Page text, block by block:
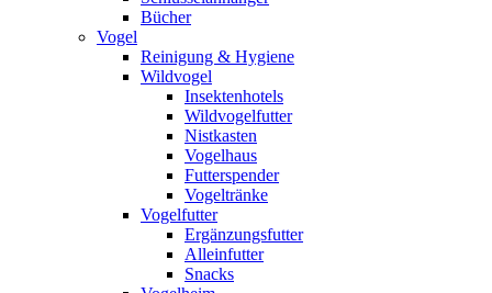
Bücher
Vogel
Reinigung & Hygiene
Wildvogel
Insektenhotels
Wildvogelfutter
Nistkasten
Vogelhaus
Futterspender
Vogeltränke
Vogelfutter
Ergänzungsfutter
Alleinfutter
Snacks